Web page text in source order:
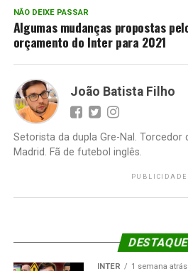
NÃO DEIXE PASSAR
Algumas mudanças propostas
orçamento do Inter para 2021
João Batista Filho
Setorista da dupla Gre-Nal. Torcedor
Madrid. Fã de futebol inglês.
PUBLICIDADE
DESTAQUE
INTER 1 semana atrás